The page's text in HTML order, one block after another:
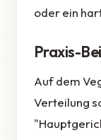
oder ein
Praxis-
Auf dem
Verteilung